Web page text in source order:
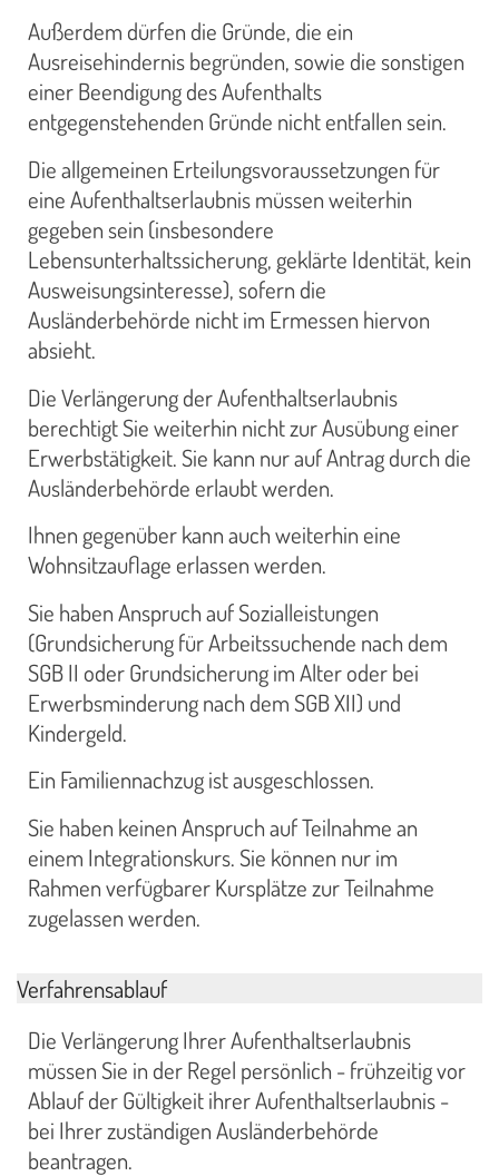
Außerdem dürfen die Gründe, die ein
Ausreisehindernis begründen, sowie die sonstigen
einer Beendigung des Aufenthalts
entgegenstehenden Gründe nicht entfallen sein.
Die allgemeinen Erteilungsvoraussetzungen für
eine Aufenthaltserlaubnis müssen weiterhin
gegeben sein (insbesondere
Lebensunterhaltssicherung, geklärte Identität, kein
Ausweisungsinteresse), sofern die
Ausländerbehörde nicht im Ermessen hiervon
absieht.
Die Verlängerung der Aufenthaltserlaubnis
berechtigt Sie weiterhin nicht zur Ausübung einer
Erwerbstätigkeit. Sie kann nur auf Antrag durch die
Ausländerbehörde erlaubt werden.
Ihnen gegenüber kann auch weiterhin eine
Wohnsitzauflage erlassen werden.
Sie haben Anspruch auf Sozialleistungen
(Grundsicherung für Arbeitssuchende nach dem
SGB II oder Grundsicherung im Alter oder bei
Erwerbsminderung nach dem SGB XII) und
Kindergeld.
Ein Familiennachzug ist ausgeschlossen.
Sie haben keinen Anspruch auf Teilnahme an
einem Integrationskurs. Sie können nur im
Rahmen verfügbarer Kursplätze zur Teilnahme
zugelassen werden.
Verfahrensablauf
Die Verlängerung Ihrer Aufenthaltserlaubnis
müssen Sie in der Regel persönlich - frühzeitig vor
Ablauf der Gültigkeit ihrer Aufenthaltserlaubnis -
bei Ihrer zuständigen Ausländerbehörde
beantragen.